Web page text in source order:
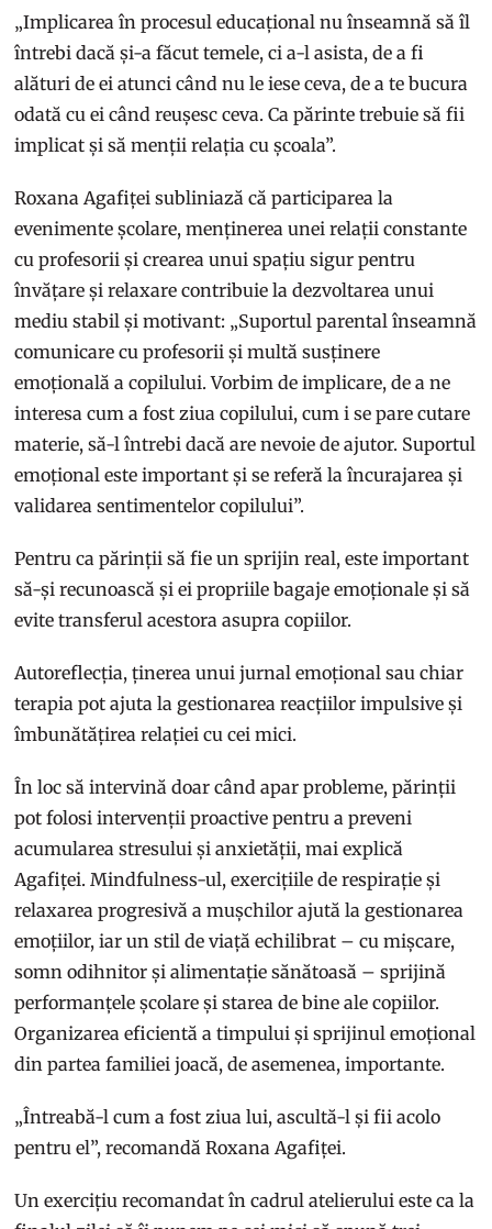
„Implicarea în procesul educațional nu înseamnă să îl
întrebi dacă și-a făcut temele, ci a-l asista, de a fi
alături de ei atunci când nu le iese ceva, de a te bucura
odată cu ei când reușesc ceva. Ca părinte trebuie să fii
implicat și să menții relația cu școala”.
Roxana Agafiței subliniază că participarea la
evenimente școlare, menținerea unei relații constante
cu profesorii și crearea unui spațiu sigur pentru
învățare și relaxare contribuie la dezvoltarea unui
mediu stabil și motivant: „Suportul parental înseamnă
comunicare cu profesorii și multă susținere
emoțională a copilului. Vorbim de implicare, de a ne
interesa cum a fost ziua copilului, cum i se pare cutare
materie, să-l întrebi dacă are nevoie de ajutor. Suportul
emoțional este important și se referă la încurajarea și
validarea sentimentelor copilului”.
Pentru ca părinții să fie un sprijin real, este important
să-și recunoască și ei propriile bagaje emoționale și să
evite transferul acestora asupra copiilor.
Autoreflecția, ținerea unui jurnal emoțional sau chiar
terapia pot ajuta la gestionarea reacțiilor impulsive și
îmbunătățirea relației cu cei mici.
În loc să intervină doar când apar probleme, părinții
pot folosi intervenții proactive pentru a preveni
acumularea stresului și anxietății, mai explică
Agafiței. Mindfulness-ul, exercițiile de respirație și
relaxarea progresivă a mușchilor ajută la gestionarea
emoțiilor, iar un stil de viață echilibrat – cu mișcare,
somn odihnitor și alimentație sănătoasă – sprijină
performanțele școlare și starea de bine ale copiilor.
Organizarea eficientă a timpului și sprijinul emoțional
din partea familiei joacă, de asemenea, importante.
„Întreabă-l cum a fost ziua lui, ascultă-l și fii acolo
pentru el”, recomandă Roxana Agafiței.
Un exercițiu recomandat în cadrul atelierului este ca la